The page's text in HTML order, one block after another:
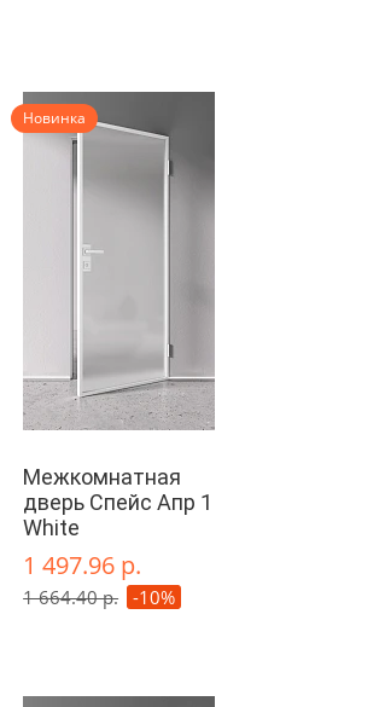
Новинка
Межкомнатная
дверь Спейс Апр 1
White
1 497.96 р.
1 664.40 р. -10%